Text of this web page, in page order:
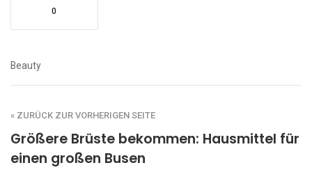
0
Beauty
« ZURÜCK ZUR VORHERIGEN SEITE
Größere Brüste bekommen: Hausmittel für
einen großen Busen